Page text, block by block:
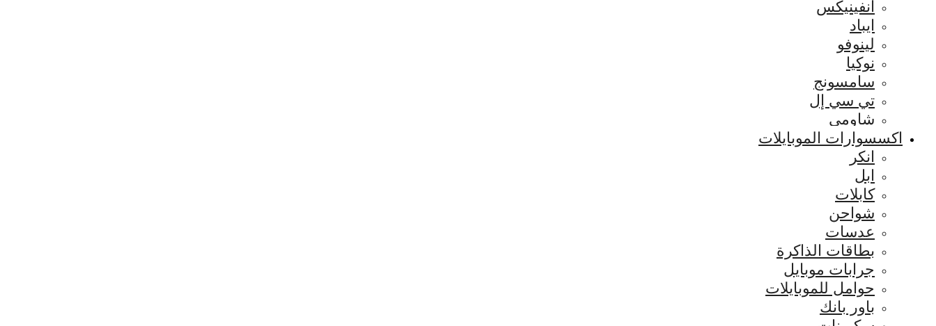
انفينيكس
ايباد
لينوفو
نوكيا
سامسونج
تي سي إل
شاومي
اكسسوارات الموبايلات
انكر
ابل
كابلات
شواحن
عدسات
بطاقات الذاكرة
جرابات موبايل
حوامل للموبايلات
باور بانك